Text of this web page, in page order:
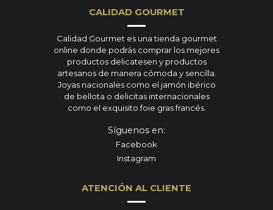
CALIDAD GOURMET
Calidad Gourmet es una tienda gourmet
online donde podrás comprar los mejores
productos delicatesen y productos
artesanos de manera cómoda y sencilla.
Joyas nacionales como el jamón ibérico
de bellota o delicitas internacionales
como el exquisito foie gras francés.
Síguenos en:
Facebook
Instagram
ATENCIÓN AL CLIENTE